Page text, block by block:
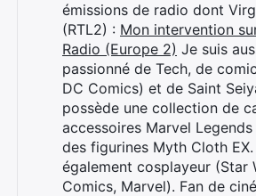
émissions de radio dont
(RTL2) : Mon intervention
Radio (Europe 2) Je suis
passionné de Tech, de
DC Comics) et de Saint
possède une collection de
accessoires Marvel Legends
des figurines Myth Cloth
également cosplayeur (Star
Comics, Marvel). Fan de